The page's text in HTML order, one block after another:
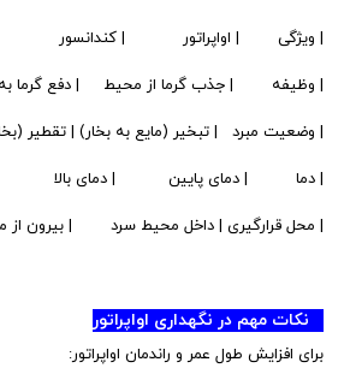
| ویژگی | اواپراتور | کندانسور
| وظیفه | جذب گرما از محیط | دفع گرما
| وضعیت مبرد | تبخیر (مایع به بخار) | تقطیر
| دما | دمای پایین | دمای بالا
| محل قرارگیری | داخل محیط سرد | بیرون
نکات مهم در نگهداری اواپراتور
برای افزایش طول عمر و راندمان اواپراتور: